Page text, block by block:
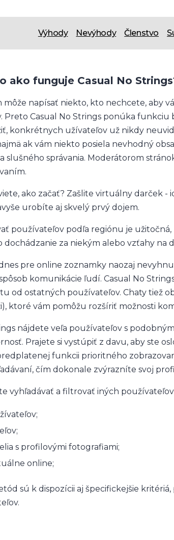
Výhody Nevýhody Členstvo
ako funguje Casual No
môže napísať niekto, kto nechcete, aby
Preto Casual No Strings ponúka funkciu
konkrétnych užívateľov už nikdy
ak vám niekto posiela nevhodný
slušného správania. Moderátorom
ako začať? Zašlite virtuálny darček -
urobíte aj skvelý prvý dojem.
používateľov podľa regiónu je užitočná,
dochádzanie za niekým alebo vzťahy na
pre online zoznamky naozaj
komunikácie ľudí. Casual No
od ostatných používateľov. Chaty tiež
ktoré vám pomôžu rozšíriť možnosti
nájdete veľa používateľov s
Prajete si vystúpiť z davu, aby ste
funkcii prioritného
čím dokonale zvýrazníte svoj
vyhľadávať a filtrovať iných
s profilovými fotografiami;
online;
sú k dispozícii aj špecifickejšie